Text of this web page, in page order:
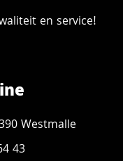
en service!
Westmalle
43